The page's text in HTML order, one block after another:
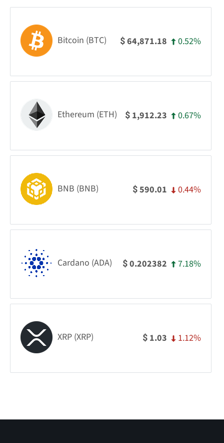
Bitcoin (BTC) $64,871.18 0.52%
Ethereum (ETH) $ 1,912.23 0.67%
BNB (BNB) $590.01 0.44%
Cardano (ADA) $0.202382 7.18%
XRP (XRP) $ 1.03 1.12%